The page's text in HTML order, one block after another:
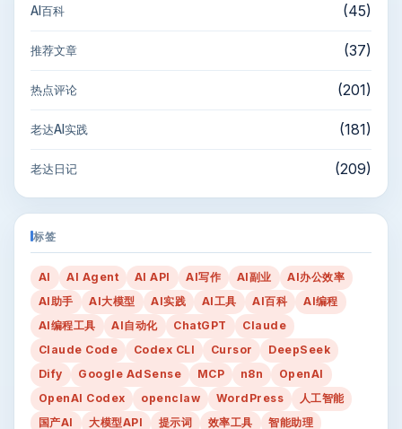
AI百科 (45)
推荐文章 (37)
热点评论 (201)
老达AI实践 (181)
老达日记 (209)
标签
AI AI Agent AI API AI写作 AI副业
AI办公效率
AI助手
AI大模型 AI实践 AI工具 AI百科
AI编程
AI编程工具
AI自动化 ChatGPT
Claude
Claude Code
Codex CLI Cursor
DeepSeek
Dify
Google AdSense MCP n8n
OpenAI
OpenAI Codex
openclaw WordPress
人工智能
国产AI
大模型API 提示词 效率工具 智能助理